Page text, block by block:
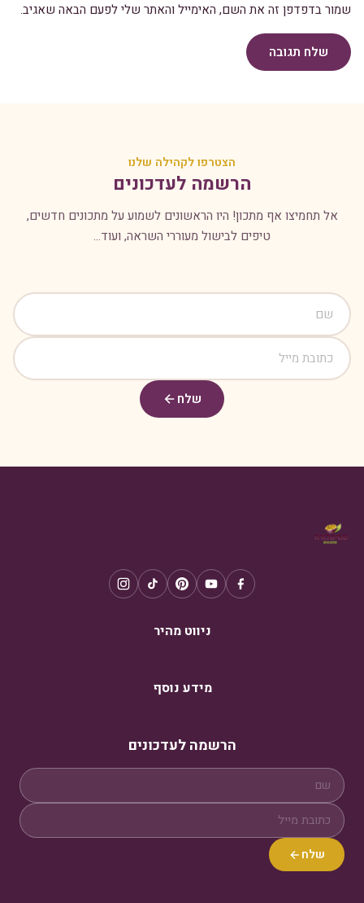
שמור בדפדפן זה את השם, האימייל והאתר שלי לפעם הבאה שאגיב.
שלח תגובה
הצטרפו לקהילה שלנו
הרשמה לעדכונים
אל תחמיצו אף מתכון! היו הראשונים לשמוע על מתכונים חדשים,
טיפים לבישול מעוררי השראה, ועוד...
שלח
ניווט מהיר
מידע נוסף
הרשמה לעדכונים
שלח